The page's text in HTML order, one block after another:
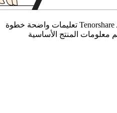
توفر أدلة الفيديو الخاصة بـ Tenorshare تعليمات واضحة خطوة
المنتج الأساسية